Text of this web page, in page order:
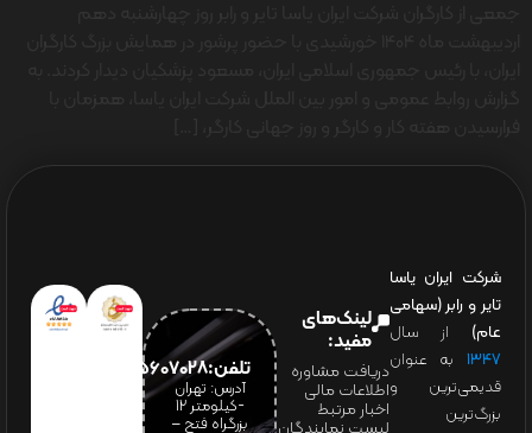
شرکت ایران یاسا
تایر و رابر (سهامی
عام) از سال
۱۳۴۷ به عنوان
قدیمی‌ترین و
بزرگ‌ترین
لینک‌های
مفید:
دریافت مشاوره
اطلاعات مالی
اخبار مرتبط
تلفن:65607028(021)
آدرس: تهران
-کیلومتر 12
بزرگراه فتح –